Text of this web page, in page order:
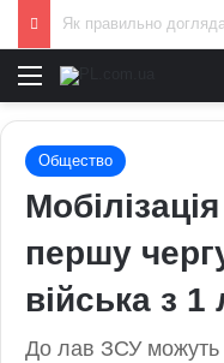
Меню
Общество
першу
війська з
До лав ЗСУ можуть